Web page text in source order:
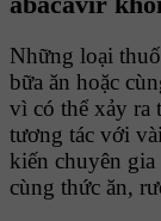
Những loại
bữa ăn hoặc
vì có thể xảy ra
tương tác với
kiến chuyên gia
cùng thức ăn,